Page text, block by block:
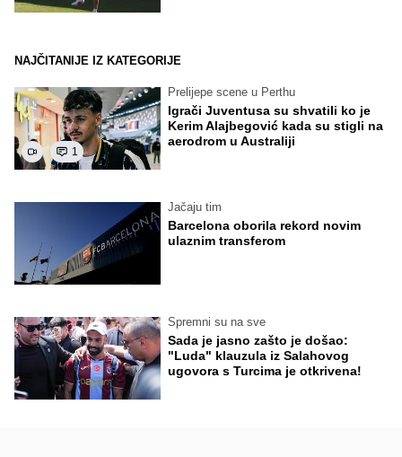
NAJČITANIJE IZ KATEGORIJE
1
Prelijepe scene u Perthu
Igrači Juventusa su shvatili ko je
Kerim Alajbegović kada su stigli na
aerodrom u Australiji
Jačaju tim
Barcelona oborila rekord novim
ulaznim transferom
Spremni su na sve
Sada je jasno zašto je došao:
"Luda" klauzula iz Salahovog
ugovora s Turcima je otkrivena!